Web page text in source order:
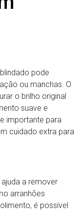
pode
ou manchas. O
o brilho original
suave e
importante para
cuidado extra para
a remover
arranhões
é possível